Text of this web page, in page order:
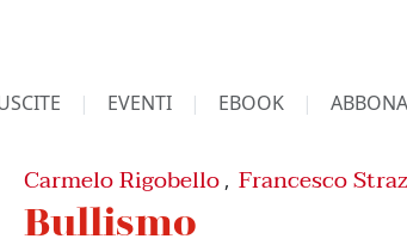
EVENTI EBOOK
Carmelo Rigobello ,Francesco
Bullismo